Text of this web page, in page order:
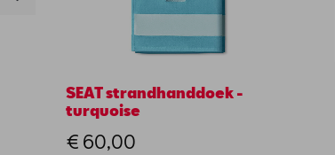
SEAT strandhanddoek -
turquoise
€ 60,00